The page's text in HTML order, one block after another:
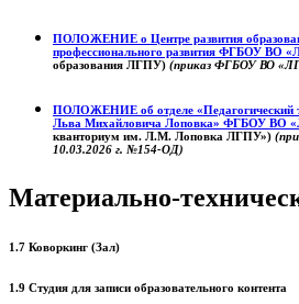
ПОЛОЖЕНИЕ о Центре развития
профессионального развития ФГБОУ ВО
образования ЛГПУ) (приказ ФГБОУ ВО
ПОЛОЖЕНИЕ об отделе «Педагогический
Льва Михайловича Лоповка» ФГБОУ ВО
кванториум им. Л.М. Лоповка ЛГПУ»)
10.03.2026 г. №154-ОД)
Материально-
1.7 Коворкинг (Зал)
1.9 Студия для записи образовательного контента